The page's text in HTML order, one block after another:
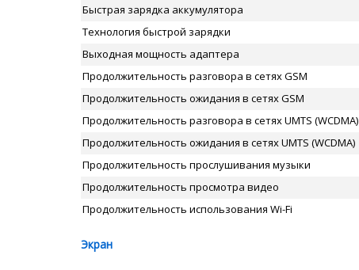
Быстрая зарядка аккумулятора
Технология быстрой зарядки
Выходная мощность адаптера
Продолжительность разговора в сетях GSM
Продолжительность ожидания в сетях GSM
Продолжительность разговора в сетях UMTS (WCDMA)
Продолжительность ожидания в сетях UMTS (WCDMA)
Продолжительность прослушивания музыки
Продолжительность просмотра видео
Продолжительность использования Wi-Fi
Экран